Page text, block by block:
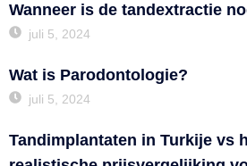
Wanneer is de tandextractie
juli 5, 2024
Wat is Parodontologie?
juli 5, 2024
Tandimplantaten in Turkije vs